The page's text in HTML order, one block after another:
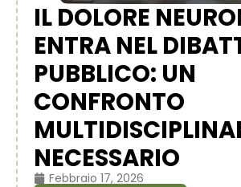
IL DOLORE
ENTRA NEL
PUBBLICO: UN
CONFRONTO
NECESSARIO
Febbraio 17, 2026